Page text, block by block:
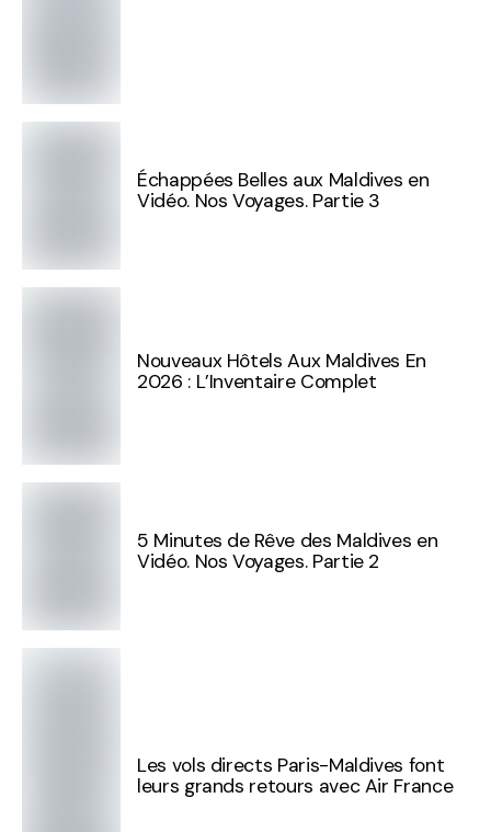
Échappées Belles aux Maldives en
Vidéo. Nos Voyages. Partie 3
Nouveaux Hôtels Aux Maldives En
2026 : L’Inventaire Complet
5 Minutes de Rêve des Maldives en
Vidéo. Nos Voyages. Partie 2
Les vols directs Paris-Maldives font
leurs grands retours avec Air France